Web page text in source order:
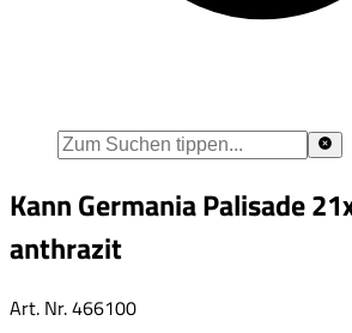
Kann Germania Palisade
anthrazit
Art. Nr.466100